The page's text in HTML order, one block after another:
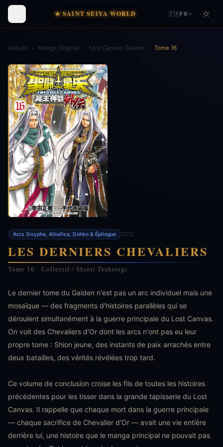
★ SAINT SEIYA WORLD 🇫🇷FR
Accueil › Manga Original › Lost Canvas Gaiden › Tome 16
Arcs Sisyphe, Albafica, Dohko & Épilogue 2012
LES DERNIERS CHEVALIERS
Tome 16 · Collectif / Shiori Teshirogi
Le dernier tome du Gaiden n'est pas un arc individuel mais une
mosaïque — des fragments d'histoires parallèles qui se
déroulent simultanément à la guerre principale du Lost Canvas.
On voit des Chevaliers d'Or dont les arcs n'ont pas eu leur
propre tome : Shion jeune, des instants de paix arrachés entre
deux batailles, des vérités révélées trop tard.
Ce volume de conclusion croise les fils de toutes les histoires
précédentes pour les tisser dans la grande tapisserie du Lost
Canvas. Il rappelle que chaque mort dans la guerre principale
— chaque sacrifice de Chevalier d'Or — avait une vie entière
derrière lui, une histoire que le manga principal ne pouvait pas